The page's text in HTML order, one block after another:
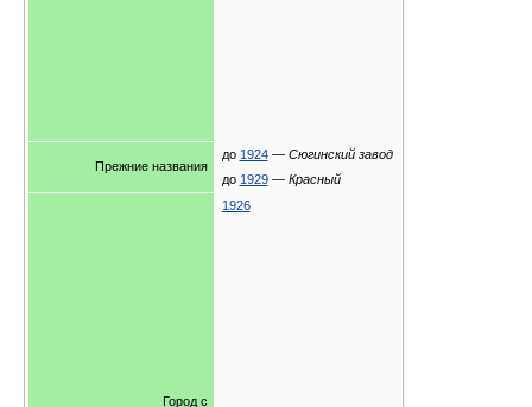
Прежние названия
до 1924— Сюгинский завод
до 1929— Красный
Город с
1926